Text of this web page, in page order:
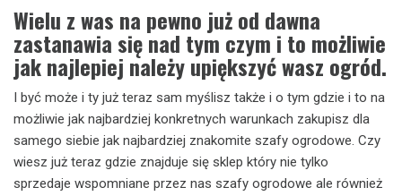
Wielu z was na pewno już od dawna
zastanawia się nad tym czym i to możliwie
jak najlepiej należy upiększyć wasz ogród.
I być może i ty już teraz sam myślisz także i o tym gdzie i to na
możliwie jak najbardziej konkretnych warunkach zakupisz dla
samego siebie jak najbardziej znakomite szafy ogrodowe. Czy
wiesz już teraz gdzie znajduje się sklep który nie tylko
sprzedaje wspomniane przez nas szafy ogrodowe ale również